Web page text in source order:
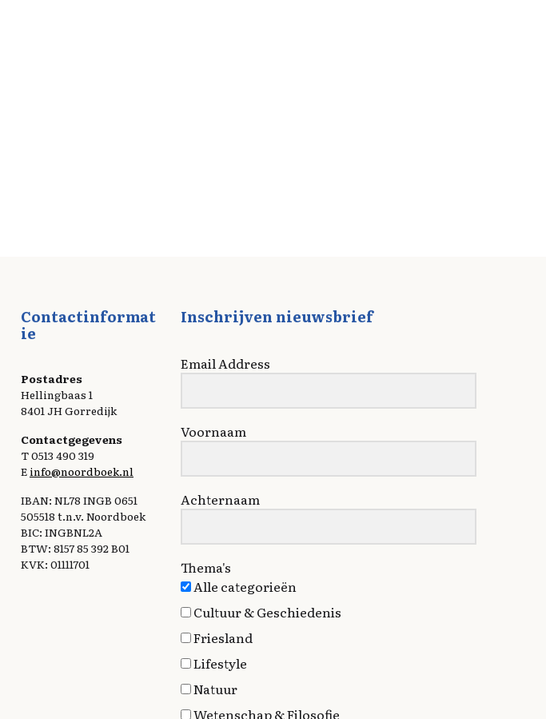
Contactinformat
ie
Postadres
Hellingbaas 1
8401 JH Gorredijk
Contactgegevens
T 0513 490 319
E info@noordboek.nl
IBAN: NL78 INGB 0651
505518 t.n.v. Noordboek
BIC: INGBNL2A
BTW: 8157 85 392 B01
KVK: 01111701
Inschrijven nieuwsbrief
Email Address
Voornaam
Achternaam
Thema's
Alle categorieën
Cultuur & Geschiedenis
Friesland
Lifestyle
Natuur
Wetenschap & Filosofie